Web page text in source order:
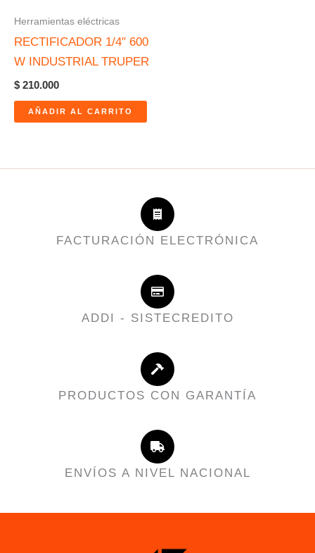
Herramientas eléctricas
RECTIFICADOR 1/4″ 600
W INDUSTRIAL TRUPER
$ 210.000
AÑADIR AL CARRITO
FACTURACIÓN ELECTRÓNICA
ADDI - SISTECREDITO
PRODUCTOS CON GARANTÍA
ENVÍOS A NIVEL NACIONAL